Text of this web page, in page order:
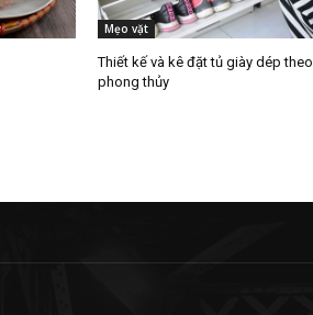
Mẹo vặt
Thiết kế và kê đặt tủ giày dép theo
phong thủy